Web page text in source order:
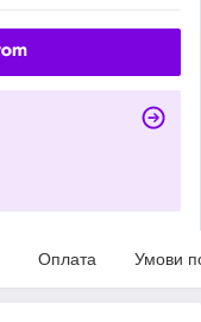
Оплата Умови